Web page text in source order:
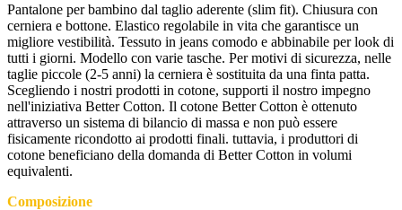
Pantalone per bambino dal taglio aderente (slim fit). Chiusura con
cerniera e bottone. Elastico regolabile in vita che garantisce un
migliore vestibilità. Tessuto in jeans comodo e abbinabile per look di
tutti i giorni. Modello con varie tasche. Per motivi di sicurezza, nelle
taglie piccole (2-5 anni) la cerniera è sostituita da una finta patta.
Scegliendo i nostri prodotti in cotone, supporti il nostro impegno
nell'iniziativa Better Cotton. Il cotone Better Cotton è ottenuto
attraverso un sistema di bilancio di massa e non può essere
fisicamente ricondotto ai prodotti finali. tuttavia, i produttori di
cotone beneficiano della domanda di Better Cotton in volumi
equivalenti.
Composizione